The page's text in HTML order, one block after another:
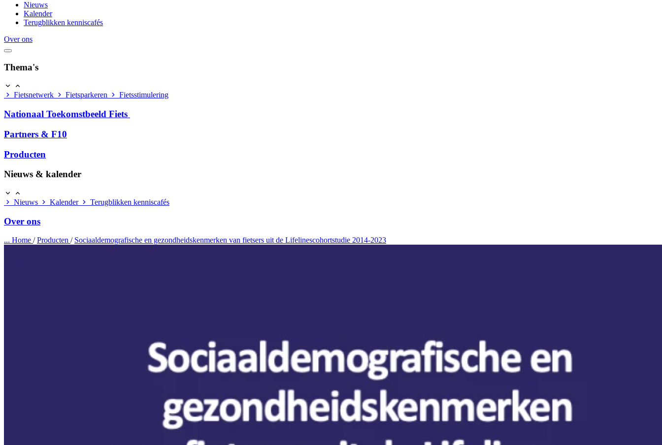
Nieuws
Kalender
Terugblikken kenniscafés
Over ons
Thema's
Fietsnetwerk Fietsparkeren Fietsstimulering
Nationaal Toekomstbeeld Fiets
Partners & F10
Producten
Nieuws & kalender
Nieuws Kalender Terugblikken kenniscafés
Over ons
... Home /Producten / Sociaaldemografische en gezondheidskenmerken van fietsers uit de Lifelinescohortstudie 2014-2023